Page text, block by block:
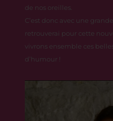
de nos oreilles.
C’est donc avec une
retrouverai pour cette
vivrons ensemble ces
d’humour !